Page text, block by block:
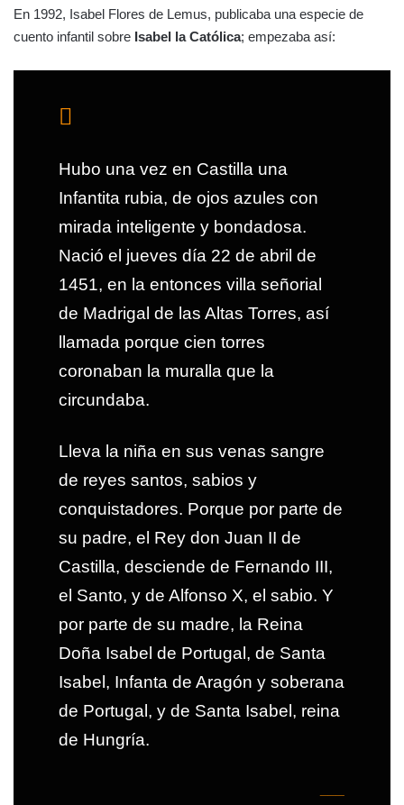
En 1992, Isabel Flores de Lemus, publicaba una especie de
cuento infantil sobre Isabel la Católica; empezaba así:
Hubo una vez en Castilla una
Infantita rubia, de ojos azules con
mirada inteligente y bondadosa.
Nació el jueves día 22 de abril de
1451, en la entonces villa señorial
de Madrigal de las Altas Torres, así
llamada porque cien torres
coronaban la muralla que la
circundaba.
Lleva la niña en sus venas sangre
de reyes santos, sabios y
conquistadores. Porque por parte de
su padre, el Rey don Juan II de
Castilla, desciende de Fernando III,
el Santo, y de Alfonso X, el sabio. Y
por parte de su madre, la Reina
Doña Isabel de Portugal, de Santa
Isabel, Infanta de Aragón y soberana
de Portugal, y de Santa Isabel, reina
de Hungría.